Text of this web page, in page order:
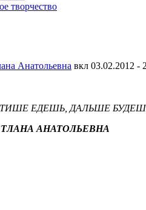
творчество
Анатольевна вкл 03.02.2012 -
ЕДЕШЬ, ДАЛЬШЕ
АНАТОЛЬЕВНА